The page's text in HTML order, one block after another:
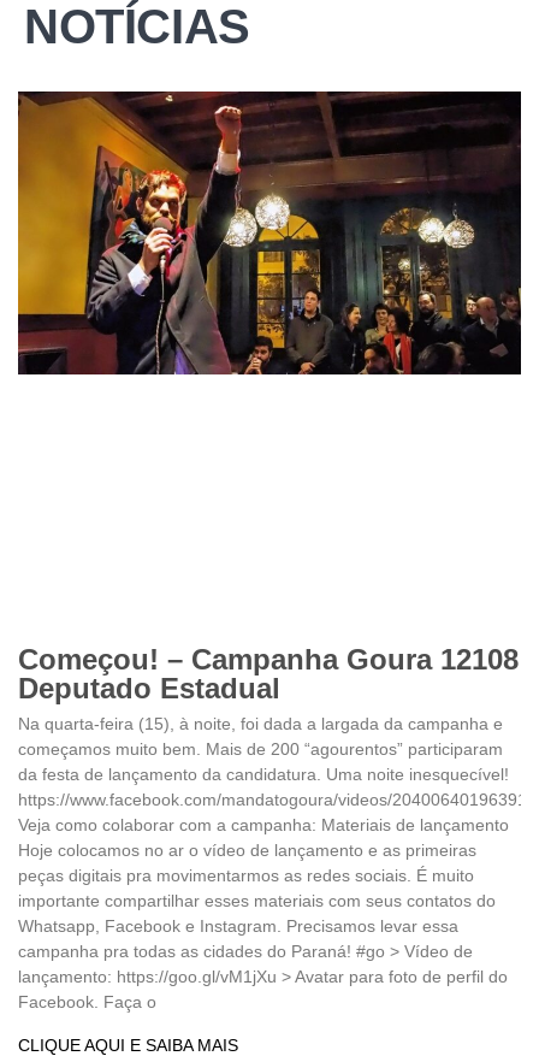
NOTÍCIAS
Começou! – Campanha Goura 12108
Deputado Estadual
Na quarta-feira (15), à noite, foi dada a largada da campanha e
começamos muito bem. Mais de 200 “agourentos” participaram
da festa de lançamento da candidatura. Uma noite inesquecível!
https://www.facebook.com/mandatogoura/videos/
Veja como colaborar com a campanha: Materiais de lançamento
Hoje colocamos no ar o vídeo de lançamento e as primeiras
peças digitais pra movimentarmos as redes sociais. É muito
importante compartilhar esses materiais com seus contatos do
Whatsapp, Facebook e Instagram. Precisamos levar essa
campanha pra todas as cidades do Paraná! #go > Vídeo de
lançamento: https://goo.gl/vM1jXu > Avatar para foto de perfil do
Facebook. Faça o
CLIQUE AQUI E SAIBA MAIS